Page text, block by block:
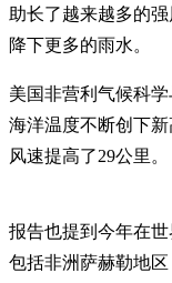
助长了越来越多的
降下更多的雨水。
美国非营利气候科
海洋温度不断创下
风速提高了29公里。
报告也提到今年在
包括非洲萨赫勒地